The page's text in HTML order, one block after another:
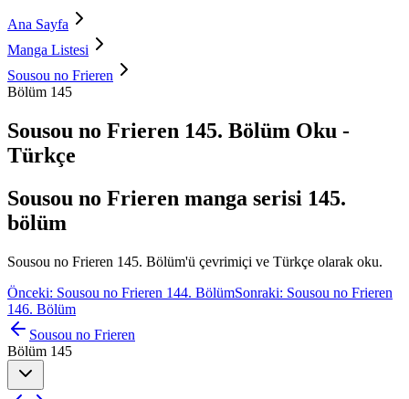
Ana Sayfa
Manga Listesi
Sousou no Frieren
Bölüm 145
Sousou no Frieren 145. Bölüm Oku -
Türkçe
Sousou no Frieren manga serisi 145.
bölüm
Sousou no Frieren 145. Bölüm'ü çevrimiçi ve Türkçe olarak oku.
Önceki: Sousou no Frieren 144. BölümSonraki: Sousou no Frieren
146. Bölüm
Sousou no Frieren
Bölüm 145